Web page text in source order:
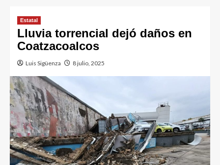
Estatal
Lluvia torrencial dejó daños en
Coatzacoalcos
Luis Sigüenza 8 julio, 2025